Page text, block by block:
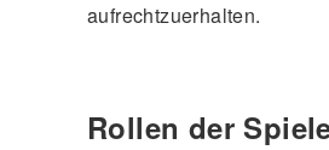
aufrechtzuerhalten.
Rollen der